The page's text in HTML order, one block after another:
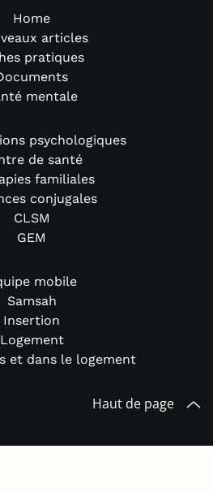
Home
articles
pratiques
mentale
psychologiques
de santé
familiales
conjugales
CLSM
GEM
mobile
Samsah
Insertion
Logement
et dans le logement
Haut de page